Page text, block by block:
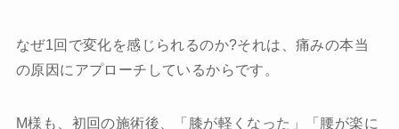
なぜ1回で変化を感じられるのか?それは、痛みの本当
の原因にアプローチしているからです。
M様も、初回の施術後、「膝が軽くなった」「腰が楽に